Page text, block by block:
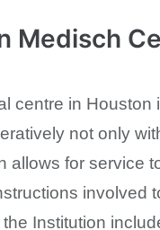
Medisch
centre in Houston
not only
allows for service
involved
Institution